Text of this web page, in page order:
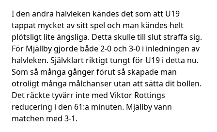
I den andra halvleken kändes det som att U19
tappat mycket av sitt spel och man kändes helt
plötsligt lite ängsliga. Detta skulle till slut straffa sig.
För Mjällby gjorde både 2-0 och 3-0 i inledningen av
halvleken. Självklart riktigt tungt för U19 i detta nu.
Som så många gånger förut så skapade man
otroligt många målchanser utan att sätta dit bollen.
Det räckte tyvärr inte med Viktor Rottings
reducering i den 61:a minuten. Mjällby vann
matchen med 3-1.